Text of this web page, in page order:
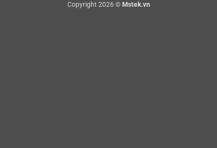
Copyright 2026 © Mstek.vn